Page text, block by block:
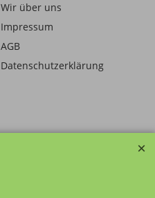
Wir über uns
Impressum
AGB
Datenschutzerklärung